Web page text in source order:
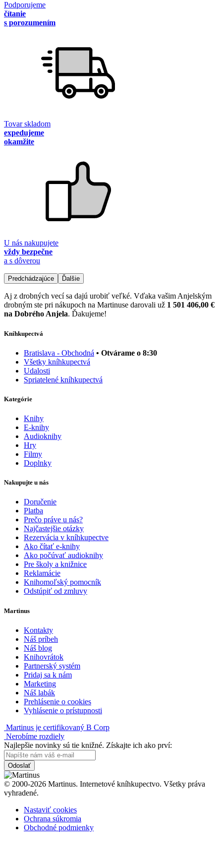
Podporujeme
čítanie
s porozumením
Tovar skladom
expedujeme
okamžite
U nás nakupujete
vždy bezpečne
a s dôverou
Predchádzajúce Ďalšie
Aj z drobných vecí sa dajú urobiť veľké. Vďaka vašim Anjelským
drobným ste pri nákupoch na Martinuse darovali už 1 501 406,00 €
na Dobrého Anjela. Ďakujeme!
Kníhkupectvá
Bratislava - Obchodná • Otvárame o 8:30
Všetky kníhkupectvá
Udalosti
Spriatelené kníhkupectvá
Kategórie
Knihy
E-knihy
Audioknihy
Hry
Filmy
Doplnky
Nakupujte u nás
Doručenie
Platba
Prečo práve u nás?
Najčastejšie otázky
Rezervácia v kníhkupectve
Ako čítať e-knihy
Ako počúvať audioknihy
Pre školy a knižnice
Reklamácie
Knihomoľský pomocník
Odstúpiť od zmluvy
Martinus
Kontakty
Náš príbeh
Náš blog
Knihovrátok
Partnerský systém
Pridaj sa k nám
Marketing
Náš labák
Prehlásenie o cookies
Vyhlásenie o prístupnosti
Martinus je certifikovaný B Corp
Nerobíme rozdiely
Najlepšie novinky sú tie knižné. Získajte ich ako prví:
Odoslať
© 2000-2026 Martinus. Internetové kníhkupectvo. Všetky práva
vyhradené.
Nastaviť cookies
Ochrana súkromia
Obchodné podmienky